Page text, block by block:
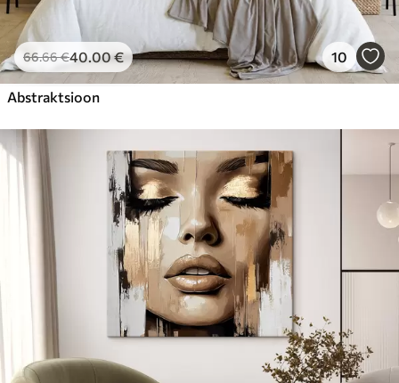
66.66€40.00€ 10
Abstraktsioon